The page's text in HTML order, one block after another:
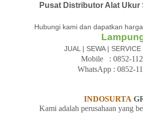
Pusat Distributor Alat
Hubungi kami dan dapatkan
JUAL | SEWA |
Mobile : 0852-
WhatsApp : 0852-
INDOSURTA
Kami adalah perusahaan yang